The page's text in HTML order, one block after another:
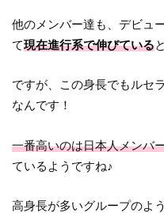
他のメンバー達も、デビュ
て現在進行系で伸びている
ですが、この身長でもルセ
なんです！
一番高いのは日本人メンバ
ているようですね♪
高身長が多いグループのよ